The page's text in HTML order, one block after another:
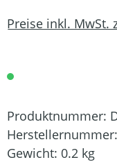
Preise inkl. MwSt.
Produktnummer:
Herstellernummer:
Gewicht: 0.2 kg